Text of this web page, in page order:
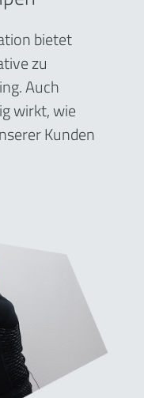
bietet
zu
Auch
wirkt, wie
Kunden